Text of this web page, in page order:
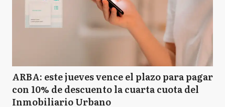
ARBA: este jueves vence el plazo para pagar
con 10% de descuento la cuarta cuota del
Inmobiliario Urbano